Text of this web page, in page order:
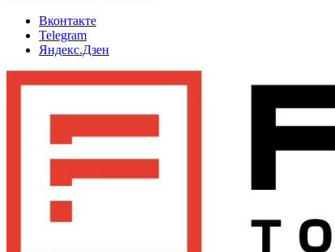
Вконтакте
Telegram
Яндекс.Дзен